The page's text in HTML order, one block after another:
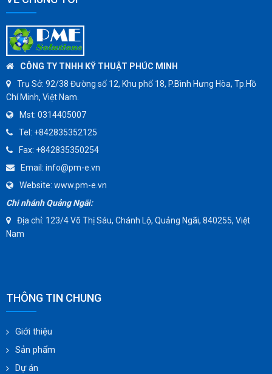
HAWKS
ZETKAMA
BZE
DYNO
WEFLO
SENSUS
TOMOE
SUNPASS
AMMETE
CÔNG TY TNHH KỸ THUẬT PHÚC MINH
Trụ Sở: 92/38 Đường số 12, Khu phố 18, P.Bình Hưng Hòa, Tp.Hồ
Chí Minh, Việt Nam.
Mst: 0314405007
Tel: +842835352125
Fax: +842835350254
Email: info@pm-e.vn
Website: www.pm-e.vn
Chi nhánh Quảng Ngãi:
Địa chỉ: 123/4 Võ Thị Sáu, Chánh Lộ, Quảng Ngãi, 840255, Việt
Nam
THÔNG TIN CHUNG
Giới thiệu
Sản phẩm
Dự án